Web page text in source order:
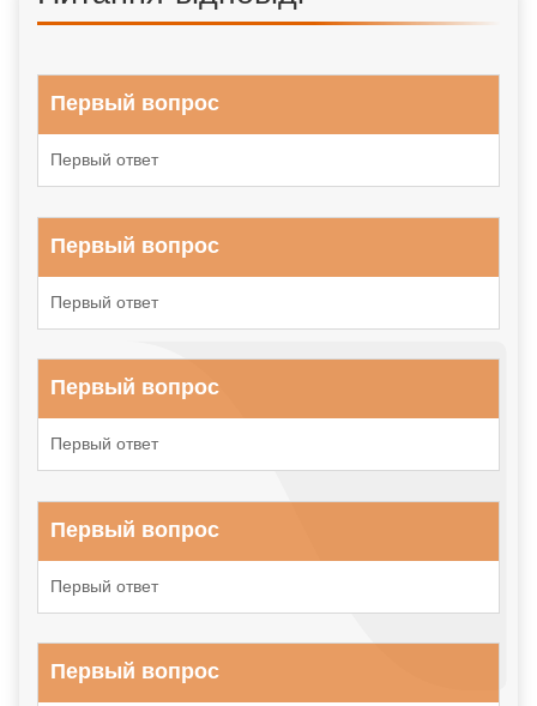
Первый вопрос
Первый ответ
Первый вопрос
Первый ответ
Первый вопрос
Первый ответ
Первый вопрос
Первый ответ
Первый вопрос